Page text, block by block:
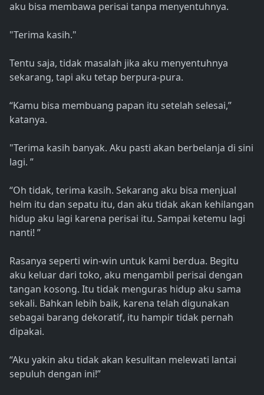
aku bisa membawa perisai tanpa menyentuhnya.
"Terima kasih."
Tentu saja, tidak masalah jika aku menyentuhnya
sekarang, tapi aku tetap berpura-pura.
“Kamu bisa membuang papan itu setelah selesai,”
katanya.
"Terima kasih banyak. Aku pasti akan berbelanja di sini
lagi. ”
“Oh tidak, terima kasih. Sekarang aku bisa menjual
helm itu dan sepatu itu, dan aku tidak akan kehilangan
hidup aku lagi karena perisai itu. Sampai ketemu lagi
nanti! ”
Rasanya seperti win-win untuk kami berdua. Begitu
aku keluar dari toko, aku mengambil perisai dengan
tangan kosong. Itu tidak menguras hidup aku sama
sekali. Bahkan lebih baik, karena telah digunakan
sebagai barang dekoratif, itu hampir tidak pernah
dipakai.
“Aku yakin aku tidak akan kesulitan melewati lantai
sepuluh dengan ini!”